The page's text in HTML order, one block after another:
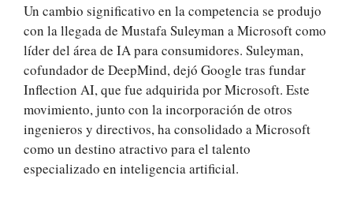
Un cambio significativo en la competencia se produjo
con la llegada de Mustafa Suleyman a Microsoft como
líder del área de IA para consumidores. Suleyman,
cofundador de DeepMind, dejó Google tras fundar
Inflection AI, que fue adquirida por Microsoft. Este
movimiento, junto con la incorporación de otros
ingenieros y directivos, ha consolidado a Microsoft
como un destino atractivo para el talento
especializado en inteligencia artificial.